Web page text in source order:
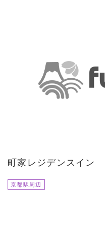
町家レジデンスイン
京都駅周辺